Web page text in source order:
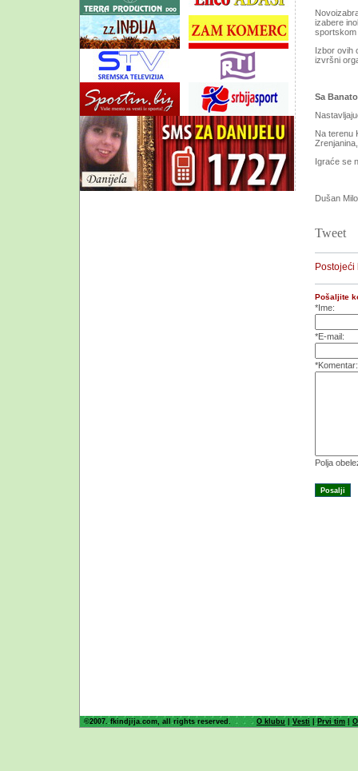
izabere
sportskom
Izbor ovih
izvršni
Sa
Na terenu
Igraće se
Dušan
Tweet
Postojeći
Pošaljite
*Ime:
*E-mail:
*Komentar:
Polja
©2007. fkindjija.com, all rights reserved. O klubu |Vesti | Prvi tim |